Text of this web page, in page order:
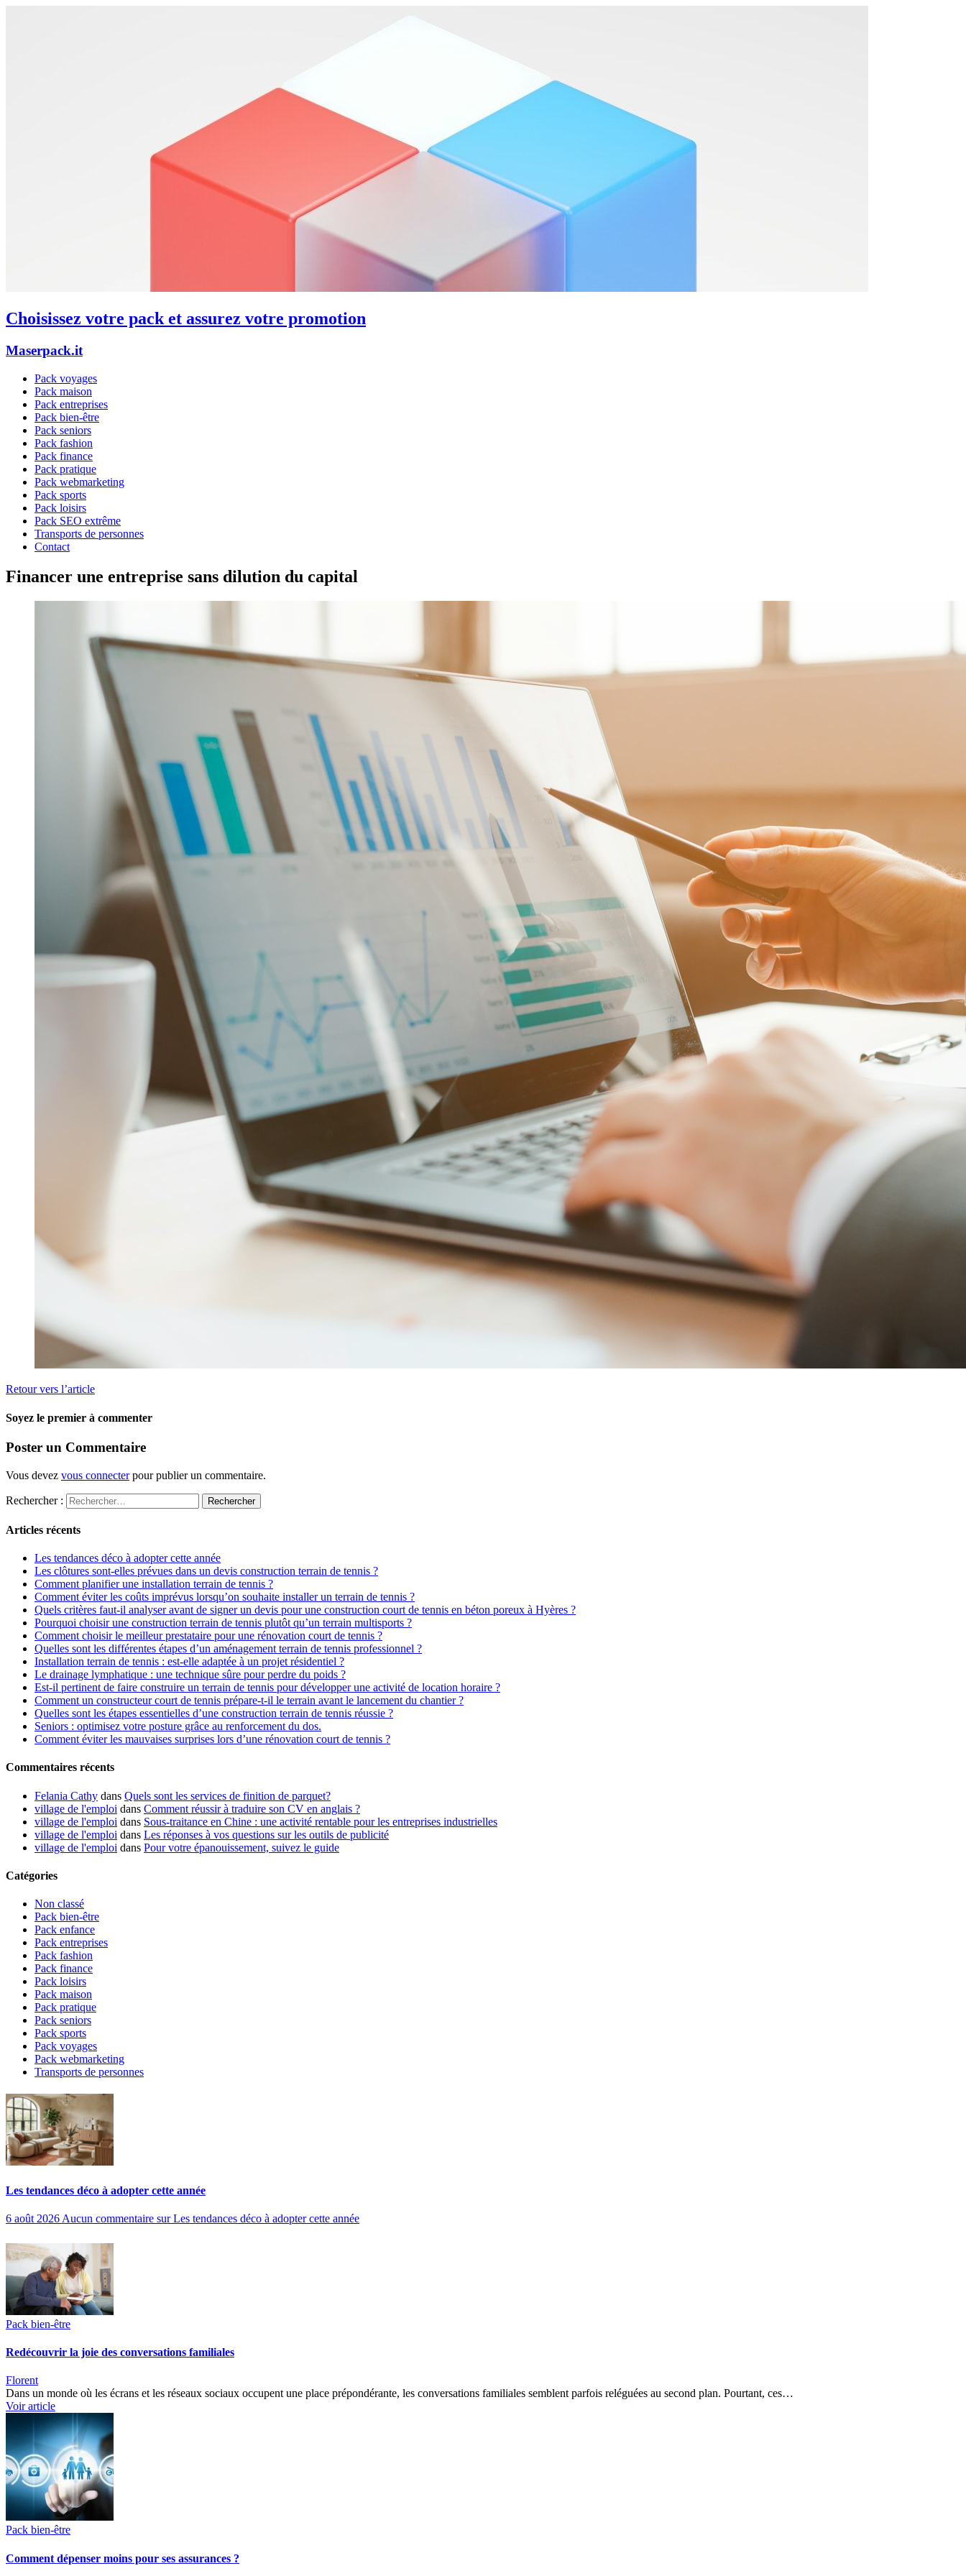
Choisissez votre pack et assurez votre promotion
Maserpack.it
Pack voyages
Pack maison
Pack entreprises
Pack bien-être
Pack seniors
Pack fashion
Pack finance
Pack pratique
Pack webmarketing
Pack sports
Pack loisirs
Pack SEO extrême
Transports de personnes
Contact
Financer une entreprise sans dilution du capital
Retour vers l’article
Soyez le premier à commenter
Poster un Commentaire
Vous devez vous connecterpour publier un commentaire.
Rechercher :
Articles récents
Les tendances déco à adopter cette année
Les clôtures sont-elles prévues dans un devis construction terrain de tennis ?
Comment planifier une installation terrain de tennis ?
Comment éviter les coûts imprévus lorsqu’on souhaite installer un terrain de tennis ?
Quels critères faut-il analyser avant de signer un devis pour une construction court de tennis en béton poreux à Hyères ?
Pourquoi choisir une construction terrain de tennis plutôt qu’un terrain multisports ?
Comment choisir le meilleur prestataire pour une rénovation court de tennis ?
Quelles sont les différentes étapes d’un aménagement terrain de tennis professionnel ?
Installation terrain de tennis : est-elle adaptée à un projet résidentiel ?
Le drainage lymphatique : une technique sûre pour perdre du poids ?
Est-il pertinent de faire construire un terrain de tennis pour développer une activité de location horaire ?
Comment un constructeur court de tennis prépare-t-il le terrain avant le lancement du chantier ?
Quelles sont les étapes essentielles d’une construction terrain de tennis réussie ?
Seniors : optimisez votre posture grâce au renforcement du dos.
Comment éviter les mauvaises surprises lors d’une rénovation court de tennis ?
Commentaires récents
Felania Cathy dans Quels sont les services de finition de parquet?
village de l'emploi dans Comment réussir à traduire son CV en anglais ?
village de l'emploi dans Sous-traitance en Chine : une activité rentable pour les entreprises industrielles
village de l'emploi dans Les réponses à vos questions sur les outils de publicité
village de l'emploi dans Pour votre épanouissement, suivez le guide
Catégories
Non classé
Pack bien-être
Pack enfance
Pack entreprises
Pack fashion
Pack finance
Pack loisirs
Pack maison
Pack pratique
Pack seniors
Pack sports
Pack voyages
Pack webmarketing
Transports de personnes
Les tendances déco à adopter cette année
6 août 2026 Aucun commentaire sur Les tendances déco à adopter cette année
Pack bien-être
Redécouvrir la joie des conversations familiales
Florent
Dans un monde où les écrans et les réseaux sociaux occupent une place prépondérante, les conversations familiales semblent parfois reléguées au second plan. Pourtant, ces…
Voir article
Pack bien-être
Comment dépenser moins pour ses assurances ?